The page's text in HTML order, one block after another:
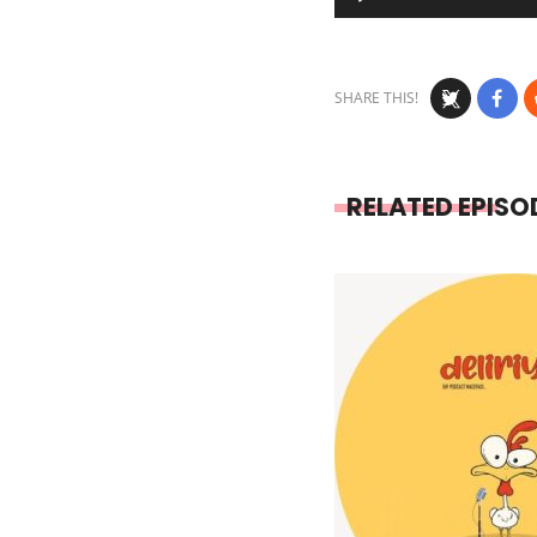
Player
SHARE THIS!
RELATED